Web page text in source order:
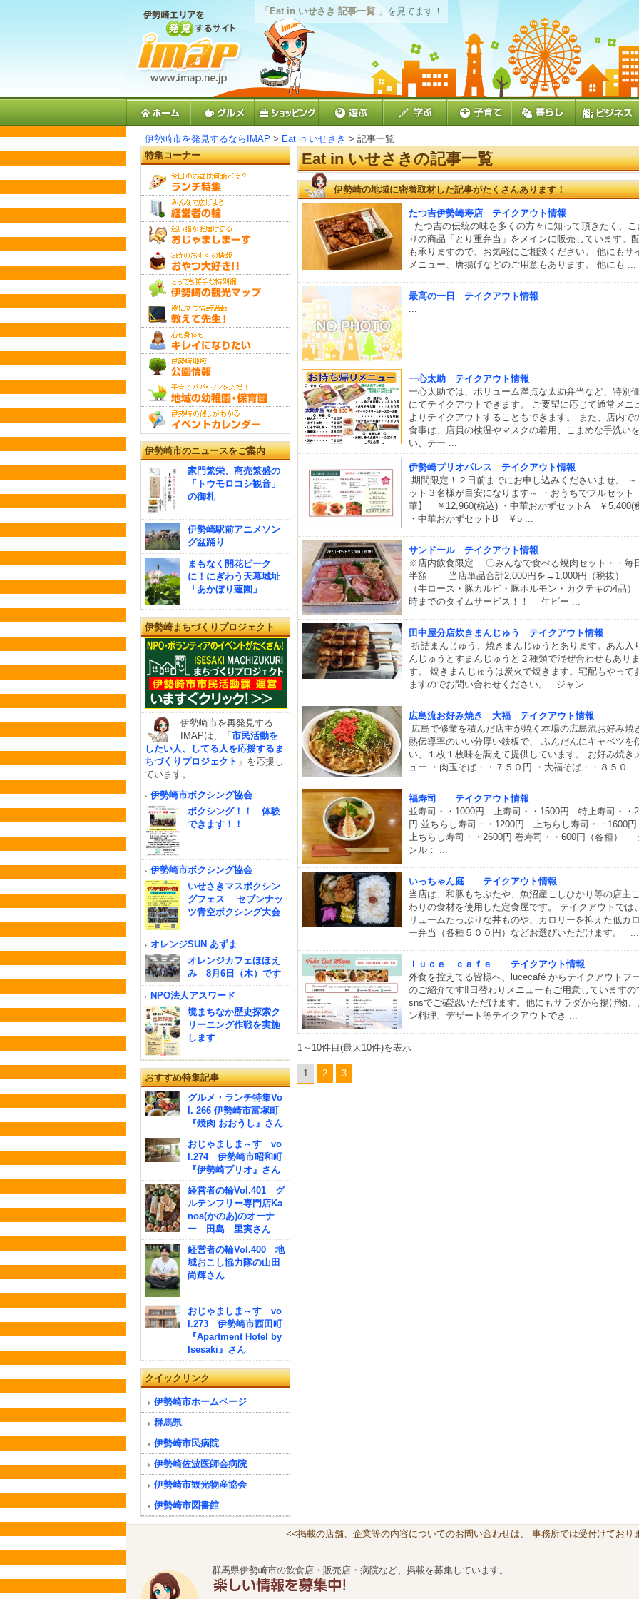
「Eat in いせさき 記事一覧 」を見てます！
伊勢崎市を発見するならIMAP > Eat in いせさき > 記事一覧
Eat in いせさきの記事一覧
伊勢崎の地域に密着取材した記事がたくさんあります！
たつ吉伊勢崎寿店 テイクアウト情報
たつ吉の伝統の味を多くの方々に知って頂きたく、こ
りの商品「とり重弁当」をメインに販売しています。
も承りますので、お気軽にご相談ください。 他にもサ
メニュー、唐揚げなどのご用意もあります。 他にも ...
最高の一日 テイクアウト情報
...
一心太助 テイクアウト情報
一心太助では、ボリューム満点な太助弁当など、特別
にてテイクアウトできます。 ご要望に応じて通常メニ
よりテイクアウトすることもできます。 また、店内で
食事は、店員の検温やマスクの着用、こまめな手洗い
い、テー ...
伊勢崎プリオパレス テイクアウト情報
期間限定！２日前までにお申し込みくださいませ。 ～
ット３名様が目安になります～ ・おうちでフルセット
華】 ￥12,960(税込) ・中華おかずセットA ￥5,400(
・中華おかずセットB ￥5 ...
サンドール テイクアウト情報
※店内飲食限定 〇みんなで食べる焼肉セット・・毎
半額 当店単品合計2,000円を→1,000円（税抜
（牛ロース・豚カルビ・豚ホルモン・カクテキの4品）
時までのタイムサービス！！ 生ビー ...
田中屋分店炊きまんじゅう テイクアウト情報
折詰まんじゅう、焼きまんじゅうとあります。あん入
んじゅうとすまんじゅうと２種類で混ぜ合わせもありま
す。 焼きまんじゅうは炭火で焼きます。宅配もやって
ますのでお問い合わせください。 ジャン ...
広島流お好み焼き 大福 テイクアウト情報
広島で修業を積んだ店主が焼く本場の広島流お好み焼
熱伝導率のいい分厚い鉄板で、 ふんだんにキャベツを
い、１枚１枚味を調えて提供しています。 お好み焼き
ュー ・肉玉そば・・７５０円 ・大福そば・・８５０ ...
福寿司 テイクアウト情報
並寿司・・1000円 上寿司・・1500円 特上寿司・・
円 並ちらし寿司・・1200円 上ちらし寿司・・1600
上ちらし寿司・・2600円 巻寿司・・600円（各種）
ンル： ...
いっちゃん庭 テイクアウト情報
当店は、和豚もちぶたや、魚沼産こしひかり等の店主
わりの食材を使用した定食屋です。 テイクアウトでは
リュームたっぷりな丼ものや、カロリーを抑えた低カ
ー弁当（各種５００円）などお選びいただけます。 ...
ｌｕｃｅ ｃａｆｅ テイクアウト情報
外食を控えてる皆様へ、lucecafé からテイクアウトフ
のご紹介です‼︎日替わりメニューもご用意していますの
snsでご確認いただけます。他にもサラダから揚げ物、
ン料理、デザート等テイクアウトでき ...
1～10件目(最大10件)を表示
1 2 3
特集コーナー
伊勢崎市のニュースをご案内
家門繁栄、商売繁盛の
「トウモロコシ観音」
の御札
伊勢崎駅前アニメソン
グ盆踊り
まもなく開花ピーク
に！にぎわう天幕城址
「あかぼり蓮園」
伊勢崎まちづくりプロジェクト
伊勢崎市を再発見する
IMAPは、「市民活動を
したい人、してる人を応援するま
ちづくりプロジェクト 」を応援し
ています。
伊勢崎市ボクシング協会
ボクシング！！ 体験
できます！！
伊勢崎市ボクシング協会
いせさきマスボクシン
グフェス セブンナッ
ツ青空ボクシング大会
オレンジSUN あずま
オレンジカフェほほえ
み 8月6日（木）です
NPO法人アスワード
境まちなか歴史探索ク
リーニング作戦を実施
します
おすすめ特集記事
グルメ・ランチ特集Vo
l. 266 伊勢崎市富塚町
『焼肉 おおうし』さん
おじゃましま～す vo
l.274 伊勢崎市昭和町
『伊勢崎プリオ』さん
経営者の輪Vol.401 グ
ルテンフリー専門店Ka
noa(かのあ)のオーナ
ー 田島 里実さん
経営者の輪Vol.400 地
域おこし協力隊の山田
尚輝さん
おじゃましま～す vo
l.273 伊勢崎市西田町
『Apartment Hotel by
Isesaki』さん
クイックリンク
伊勢崎市ホームページ
群馬県
伊勢崎市民病院
伊勢崎佐波医師会病院
伊勢崎市観光物産協会
伊勢崎市図書館
<<掲載の店舗、企業等の内容についてのお問い合わせは、 事務所では受付けており
群馬県伊勢崎市の飲食店・販売店・病院など、掲載を募集しています。